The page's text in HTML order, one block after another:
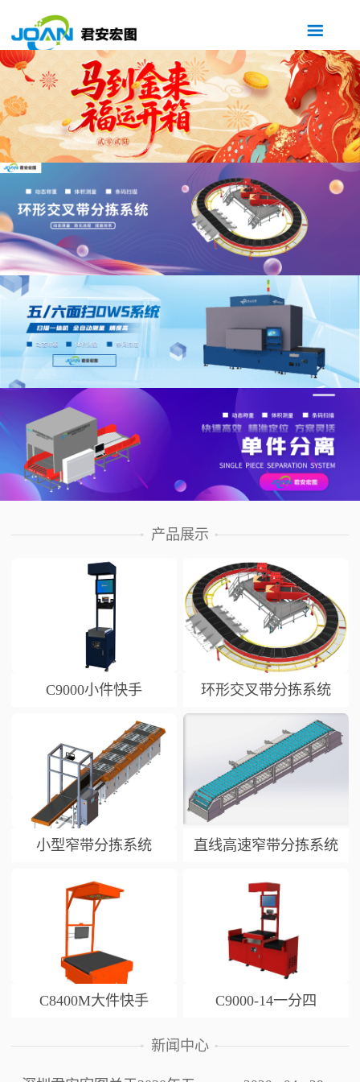
产品展示
C9000小件快手 环形交叉带分拣系统
小型窄带分拣系统 直线高速窄带分拣系统
C8400M大件快手 C9000-14一分四
新闻中心